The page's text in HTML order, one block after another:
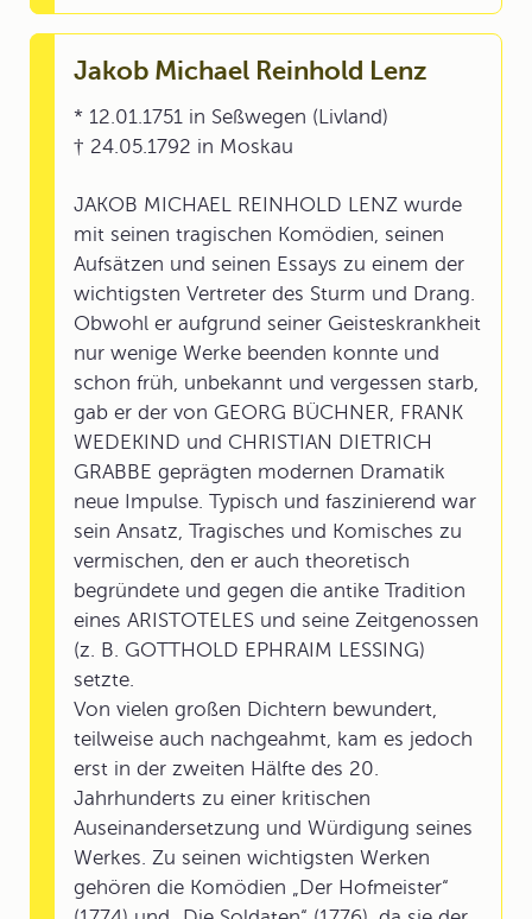
Jakob Michael Reinhold Lenz
* 12.01.1751 in Seßwegen (Livland)
† 24.05.1792 in Moskau
JAKOB MICHAEL REINHOLD LENZ wurde
mit seinen tragischen Komödien, seinen
Aufsätzen und seinen Essays zu einem der
wichtigsten Vertreter des Sturm und Drang.
Obwohl er aufgrund seiner Geisteskrankheit
nur wenige Werke beenden konnte und
schon früh, unbekannt und vergessen starb,
gab er der von GEORG BÜCHNER, FRANK
WEDEKIND und CHRISTIAN DIETRICH
GRABBE geprägten modernen Dramatik
neue Impulse. Typisch und faszinierend war
sein Ansatz, Tragisches und Komisches zu
vermischen, den er auch theoretisch
begründete und gegen die antike Tradition
eines ARISTOTELES und seine Zeitgenossen
(z. B. GOTTHOLD EPHRAIM LESSING)
setzte.
Von vielen großen Dichtern bewundert,
teilweise auch nachgeahmt, kam es jedoch
erst in der zweiten Hälfte des 20.
Jahrhunderts zu einer kritischen
Auseinandersetzung und Würdigung seines
Werkes. Zu seinen wichtigsten Werken
gehören die Komödien „Der Hofmeister“